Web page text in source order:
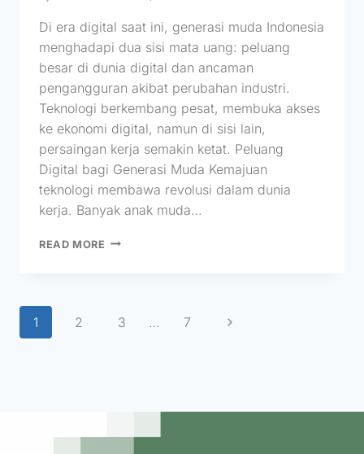
Di era digital saat ini, generasi muda Indonesia
menghadapi dua sisi mata uang: peluang
besar di dunia digital dan ancaman
pengangguran akibat perubahan industri.
Teknologi berkembang pesat, membuka akses
ke ekonomi digital, namun di sisi lain,
persaingan kerja semakin ketat. Peluang
Digital bagi Generasi Muda Kemajuan
teknologi membawa revolusi dalam dunia
kerja. Banyak anak muda…
READ MORE
1 2 3 … 7